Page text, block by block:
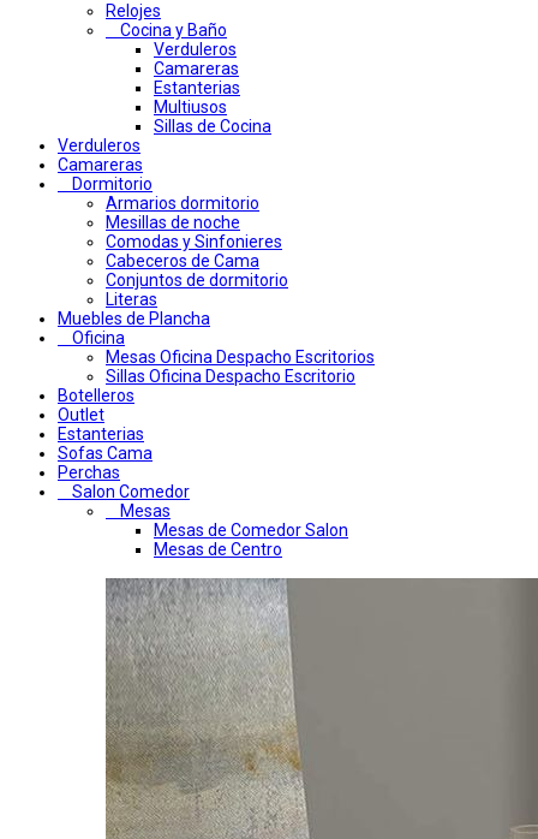
Relojes
Cocina y Baño
Verduleros
Camareras
Estanterias
Multiusos
Sillas de Cocina
Verduleros
Camareras
Dormitorio
Armarios dormitorio
Mesillas de noche
Comodas y Sinfonieres
Cabeceros de Cama
Conjuntos de dormitorio
Literas
Muebles de Plancha
Oficina
Mesas Oficina Despacho Escritorios
Sillas Oficina Despacho Escritorio
Botelleros
Outlet
Estanterias
Sofas Cama
Perchas
Salon Comedor
Mesas
Mesas de Comedor Salon
Mesas de Centro